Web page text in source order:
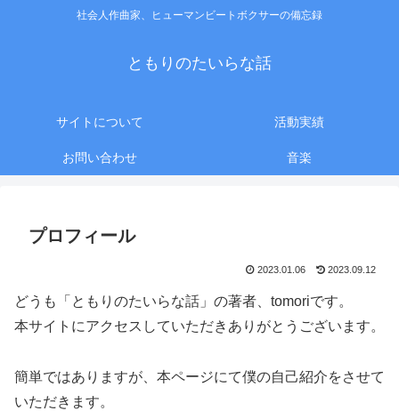
社会人作曲家、ヒューマンビートボクサーの備忘録
ともりのたいらな話
サイトについて 活動実績
お問い合わせ 音楽
プロフィール
2023.01.06 2023.09.12
どうも「ともりのたいらな話」の著者、tomoriです。
本サイトにアクセスしていただきありがとうございます。
簡単ではありますが、本ページにて僕の自己紹介をさせて
いただきます。